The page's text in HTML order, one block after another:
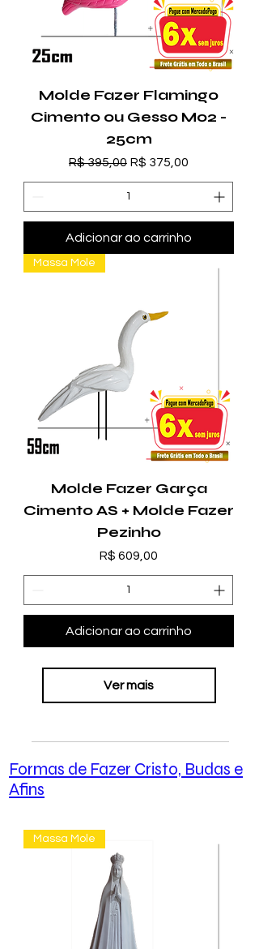
Molde Fazer Flamingo
Cimento ou Gesso M02 -
25cm
Preço normal
R$ 395,00 Preço promocional
R$ 375,00
Adicionar ao carrinho
Massa Mole
Molde Fazer Garça
Cimento AS + Molde Fazer
Pezinho
Preço
R$ 609,00
Adicionar ao carrinho
Ver mais
Formas de Fazer Cristo, Budas e
Afins
Massa Mole